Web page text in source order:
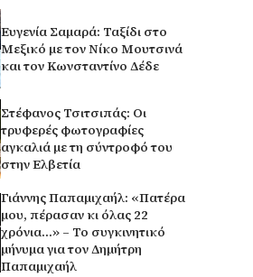
Ευγενία Σαμαρά: Ταξίδι στο
Μεξικό με τον Νίκο Μουτσινά
και τον Κωνσταντίνο Δέδε
Στέφανος Τσιτσιπάς: Οι
τρυφερές φωτογραφίες
αγκαλιά με τη σύντροφό του
στην Ελβετία
Γιάννης Παπαμιχαήλ: «Πατέρα
μου, πέρασαν κι όλας 22
χρόνια…» – Το συγκινητικό
μήνυμα για τον Δημήτρη
Παπαμιχαήλ